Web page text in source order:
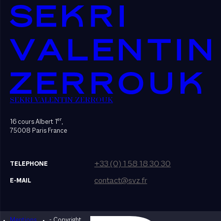
SEKRI VALENTIN ZERROUK
16 cours Albert 1er,
75008 Paris France
TELEPHONE +33 (0) 1 58 18 30 30
E-MAIL contact@svz.fr